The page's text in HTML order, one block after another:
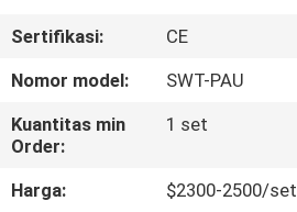
PABRIK
KONTROL
KUALITAS
Sertifikasi:
CE
Nomor model:
SWT-PAU
Kuantitas min
Order:
1 set
Harga:
$2300-2500/set